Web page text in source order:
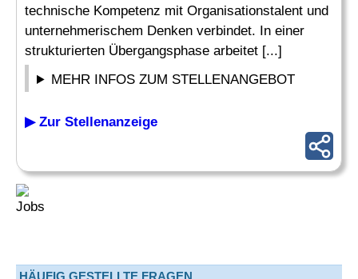
technische Kompetenz mit Organisationstalent und
unternehmerischem Denken verbindet. In einer
strukturierten Übergangsphase arbeitet [...]
MEHR INFOS ZUM STELLENANGEBOT
▶ Zur Stellenanzeige
HÄUFIG GESTELLTE FRAGEN